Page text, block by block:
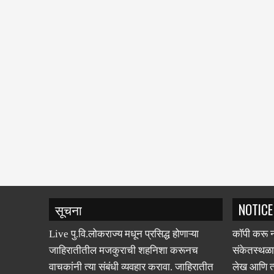
सूचना
Live पु.वि.लोकराज्य मधून प्रसिद्ध होणाऱ्या
जाहिरातीतील मजकुराची शहनिशा करूनच
वाचकांनी त्या संबंधी व्यवहार करावा. जाहिरातीत
NOTICE
कॉपी करू
लेख आणि